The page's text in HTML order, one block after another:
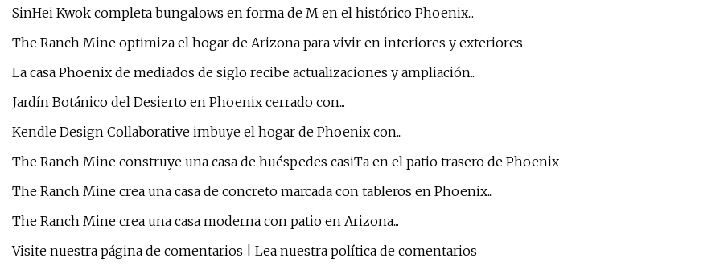
SinHei Kwok completa bungalows en forma de M en el histórico Phoenix...
The Ranch Mine optimiza el hogar de Arizona para vivir en interiores y exteriores
La casa Phoenix de mediados de siglo recibe actualizaciones y ampliación...
Jardín Botánico del Desierto en Phoenix cerrado con...
Kendle Design Collaborative imbuye el hogar de Phoenix con...
The Ranch Mine construye una casa de huéspedes casiTa en el patio trasero de Phoenix
The Ranch Mine crea una casa de concreto marcada con tableros en Phoenix...
The Ranch Mine crea una casa moderna con patio en Arizona...
Visite nuestra página de comentarios | Lea nuestra política de comentarios